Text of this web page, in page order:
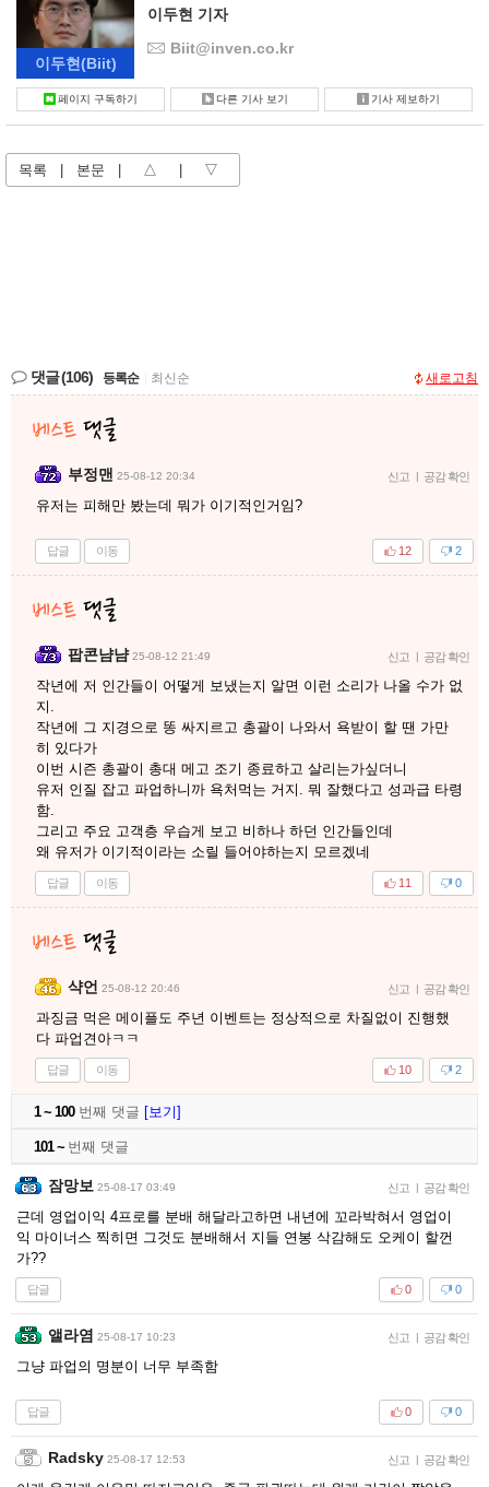
이두현(Biit)
이두현 기자
Biit@inven.co.kr
페이지 구독하기 다른 기사 보기 기사 제보하기
목록 | 본문 | △ | ▽
댓글(106) 등록순 최신순 새로고침
부정맨 25-08-12 20:34 신고 | 공감 확인
유저는 피해만 봤는데 뭐가 이기적인거임?
답글 이동 2
12
팝콘냠냠 25-08-12 21:49 신고 | 공감 확인
작년에 저 인간들이 어떻게 보냈는지 알면 이런 소리가 나올 수가 없
지.
작년에 그 지경으로 똥 싸지르고 총괄이 나와서 욕받이 할 땐 가만
히 있다가
이번 시즌 총괄이 총대 메고 조기 종료하고 살리는가싶더니
유저 인질 잡고 파업하니까 욕처먹는 거지. 뭐 잘했다고 성과급 타령
함.
그리고 주요 고객층 우습게 보고 비하나 하던 인간들인데
왜 유저가 이기적이라는 소릴 들어야하는지 모르겠네
답글 이동 0
11
샥언 25-08-12 20:46 신고 | 공감 확인
과징금 먹은 메이플도 주년 이벤트는 정상적으로 차질없이 진행했
다 파업견아ㅋㅋ
답글 이동 2
10
1 ~ 100번째 댓글 [보기]
101 ~ 번째 댓글
잠망보 25-08-17 03:49 신고 | 공감 확인
근데 영업이익 4프로를 분배 해달라고하면 내년에 꼬라박혀서 영업이
익 마이너스 찍히면 그것도 분배해서 지들 연봉 삭감해도 오케이 할껀
가??
답글 0
0
앨라염 25-08-17 10:23 신고 | 공감 확인
그냥 파업의 명분이 너무 부족함
답글 0
0
Radsky 25-08-17 12:53 신고 | 공감 확인